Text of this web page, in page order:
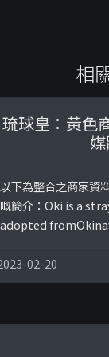
相
琉球皇：黃色
媒
以下為整合之商家資
嘅簡介：Oki is a
adopted
from Hong Kong )
Okinawa Japan)大
02-20